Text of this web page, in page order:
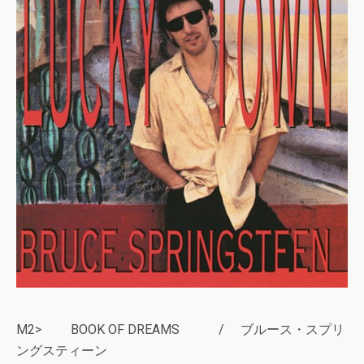
M2> BOOK OF DREAMS / ブルース・スプリ
ングスティーン